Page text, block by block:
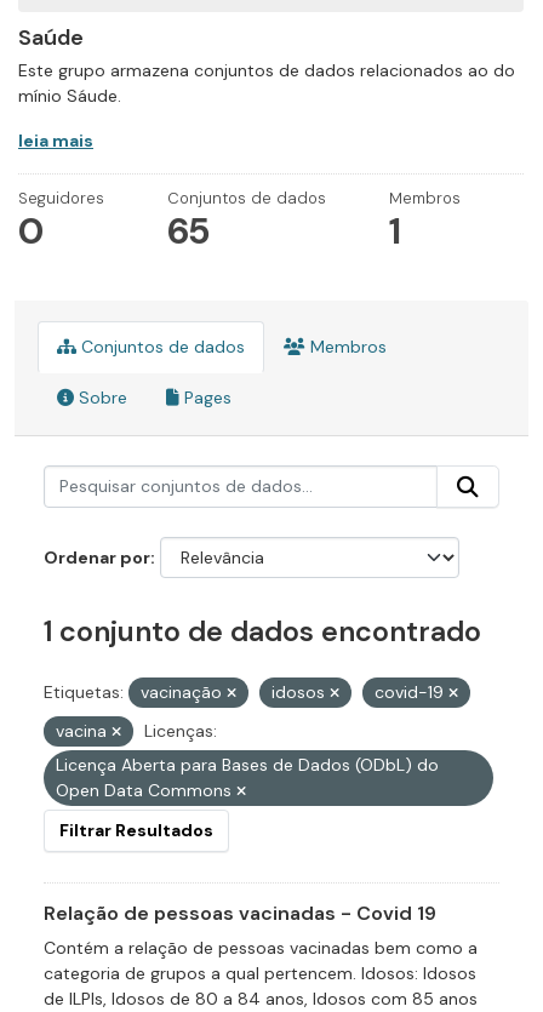
Saúde
Este grupo armazena conjuntos de dados relacionados ao do
mínio Sáude.
leia mais
Seguidores
0
Conjuntos de dados
65
Membros
1
Conjuntos de dados Membros
Sobre Pages
Ordenar por
1 conjunto de dados encontrado
Etiquetas: vacinação idosos
covid-19
vacina
Licenças:
Licença Aberta para Bases de Dados (ODbL) do
Open Data Commons
Filtrar Resultados
Relação de pessoas vacinadas - Covid 19
Contém a relação de pessoas vacinadas bem como a
categoria de grupos a qual pertencem. Idosos: Idosos
de ILPIs, Idosos de 80 a 84 anos, Idosos com 85 anos